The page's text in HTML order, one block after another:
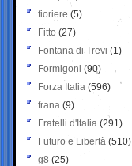
fioriere (5)
Fitto (27)
Fontana di Trevi (1)
Formigoni (90)
Forza Italia (596)
frana (9)
Fratelli d'Italia (291)
Futuro e Libertà (510)
g8 (25)